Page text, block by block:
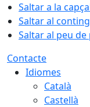
Saltar a la
Saltar al
Saltar al peu de
Contacte
Idiomes
Català
Castellà